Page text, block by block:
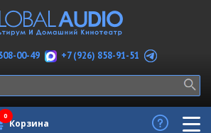
00-49 +7 (926) 858-91-51
Корзина
0